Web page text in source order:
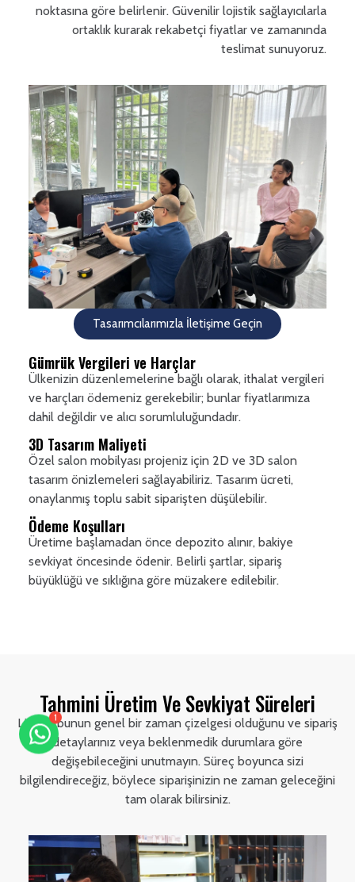
noktasına göre belirlenir. Güvenilir lojistik sağlayıcılarla
ortaklık kurarak rekabetçi fiyatlar ve zamanında
teslimat sunuyoruz.
Tasarımcılarımızla İletişime Geçin
Gümrük Vergileri ve Harçlar
Ülkenizin düzenlemelerine bağlı olarak, ithalat vergileri
ve harçları ödemeniz gerekebilir; bunlar fiyatlarımıza
dahil değildir ve alıcı sorumluluğundadır.
3D Tasarım Maliyeti
Özel salon mobilyası projeniz için 2D ve 3D salon
tasarım önizlemeleri sağlayabiliriz. Tasarım ücreti,
onaylanmış toplu sabit siparişten düşülebilir.
Ödeme Koşulları
Üretime başlamadan önce depozito alınır, bakiye
sevkiyat öncesinde ödenir. Belirli şartlar, sipariş
büyüklüğü ve sıklığına göre müzakere edilebilir.
Tahmini Üretim Ve Sevkiyat Süreleri
Lütfen bunun genel bir zaman çizelgesi olduğunu ve sipariş
detaylarınız veya beklenmedik durumlara göre
değişebileceğini unutmayın. Süreç boyunca sizi
bilgilendireceğiz, böylece siparişinizin ne zaman geleceğini
tam olarak bilirsiniz.
1